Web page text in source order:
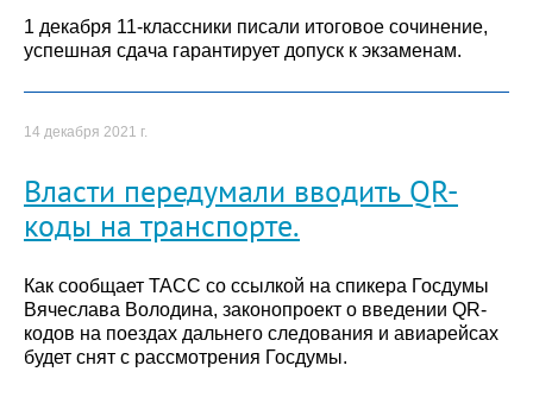
1 декабря 11-классники писали итоговое сочинение,
успешная сдача гарантирует допуск к экзаменам.
14 декабря 2021 г.
Власти передумали вводить QR-
коды на транспорте.
Как сообщает ТАСС со ссылкой на спикера Госдумы
Вячеслава Володина, законопроект о введении QR-
кодов на поездах дальнего следования и авиарейсах
будет снят с рассмотрения Госдумы.